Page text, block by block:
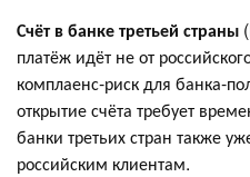
Счёт в банке третьей страны
платёж идёт не от
комплаенс-риск для банка-
открытие счёта требует
банки третьих стран также
российским клиентам.